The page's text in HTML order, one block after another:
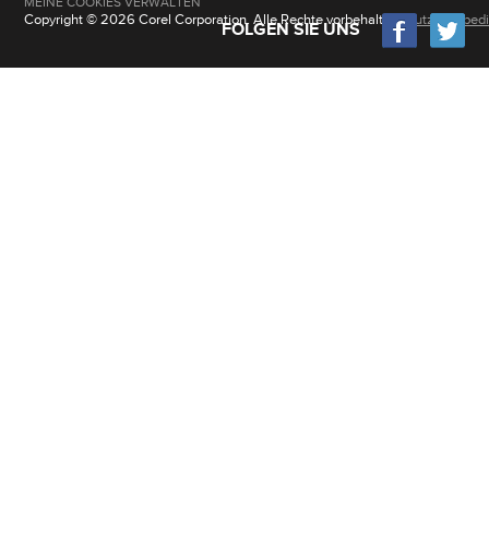
Copyright © 2026 Corel Corporation. Alle Rechte vorbehalten.
FOLGEN SIE UNS